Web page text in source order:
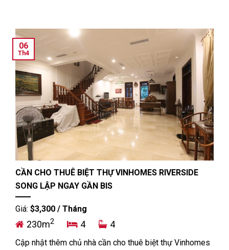
06
Th4
CẦN CHO THUÊ BIỆT THỰ VINHOMES RIVERSIDE
SONG LẬP NGAY GẦN BIS
Giá: $3,300 / Tháng
230m2 4 4
Cập nhật thêm chủ nhà cần cho thuê biệt thự Vinhomes